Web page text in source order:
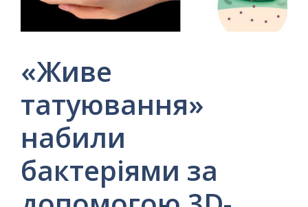
«Живе
татуювання»
набили
бактеріями за